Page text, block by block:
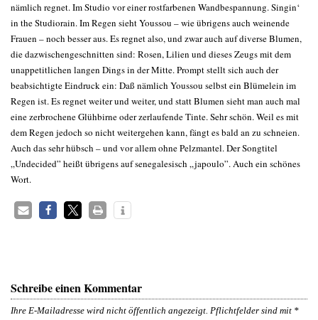
nämlich regnet. Im Studio vor einer rostfarbenen Wandbespannung. Singin‘
in the Studiorain. Im Regen sieht Youssou – wie übrigens auch weinende
Frauen – noch besser aus. Es regnet also, und zwar auch auf diverse Blumen,
die dazwischengeschnitten sind: Rosen, Lilien und dieses Zeugs mit dem
unappetitlichen langen Dings in der Mitte. Prompt stellt sich auch der
beabsichtigte Eindruck ein: Daß nämlich Youssou selbst ein Blümelein im
Regen ist. Es regnet weiter und weiter, und statt Blumen sieht man auch mal
eine zerbrochene Glühbirne oder zerlaufende Tinte. Sehr schön. Weil es mit
dem Regen jedoch so nicht weitergehen kann, fängt es bald an zu schneien.
Auch das sehr hübsch – und vor allem ohne Pelzmantel. Der Songtitel
„Undecided” heißt übrigens auf senegalesisch „japoulo”. Auch ein schönes
Wort.
Schreibe einen Kommentar
Ihre E-Mailadresse wird nicht öffentlich angezeigt. Pflichtfelder sind mit *